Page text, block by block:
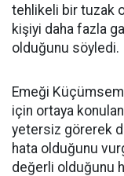
tehlikeli bir tuzak
kişiyi daha fazla
olduğunu söyledi.
Emeği
için ortaya
yetersiz görerek
hata olduğunu
değerli olduğunu